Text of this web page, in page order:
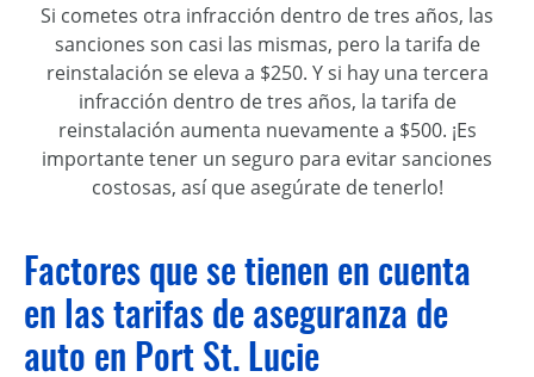
Si cometes otra infracción dentro de tres años, las
sanciones son casi las mismas, pero la tarifa de
reinstalación se eleva a $250. Y si hay una tercera
infracción dentro de tres años, la tarifa de
reinstalación aumenta nuevamente a $500. ¡Es
importante tener un seguro para evitar sanciones
costosas, así que asegúrate de tenerlo!
Factores que se tienen en cuenta
en las tarifas de aseguranza de
auto en Port St. Lucie